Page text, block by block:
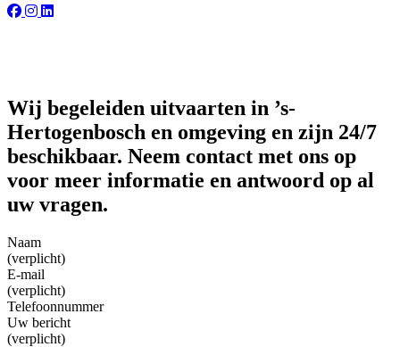
Wij begeleiden uitvaarten in ’s-
Hertogenbosch en omgeving en zijn 24/7
beschikbaar. Neem contact met ons op
voor meer informatie en antwoord op al
uw vragen.
Naam
(verplicht)
E-mail
(verplicht)
Telefoonnummer
Uw bericht
(verplicht)